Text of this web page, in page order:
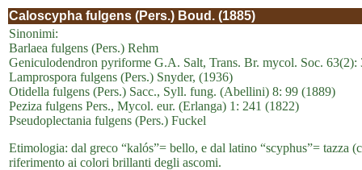
Caloscypha fulgens (Pers.) Boud. (1885)
Sinonimi:
Barlaea fulgens (Pers.) Rehm
Geniculodendron pyriforme G.A. Salt, Trans. Br. mycol. Soc. 63(2):
Lamprospora fulgens (Pers.) Snyder, (1936)
Otidella fulgens (Pers.) Sacc., Syll. fung. (Abellini) 8: 99 (1889)
Peziza fulgens Pers., Mycol. eur. (Erlanga) 1: 241 (1822)
Pseudoplectania fulgens (Pers.) Fuckel
Etimologia: dal greco “kalós”= bello, e dal latino “scyphus”= tazza
riferimento ai colori brillanti degli ascomi.